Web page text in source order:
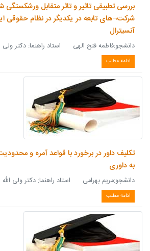
بررسی تطبیقی تاثیر و تاثر متقابل ورشکستگی
شرکت¬های تابعه در یکدیگر در نظام حقوقی
آنسیترال
دانشجو:فاطمه فتح الهی استاد راهنما: دکتر ولی
ادامه مطلب
تکلیف داور در برخورد با قواعد آمره و
به داوری
دانشجو:مریم بهرامی استاد راهنما: دکتر ولی الله
ادامه مطلب